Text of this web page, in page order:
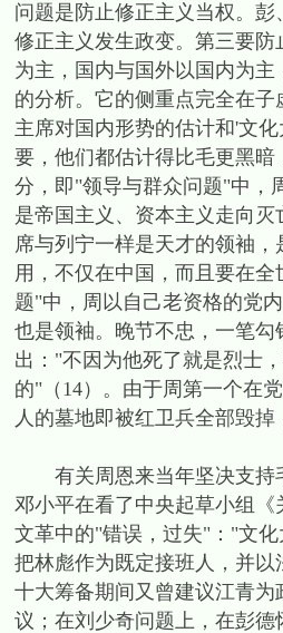
问题是防止修正主义当权。
修正主义发生政变。第三要
为主，国内与国外以国内为
的分析。它的侧重点完全在
主席对国内形势的估计和'文
要，他们都估计得比毛更黑
分，即"领导与群众问题"中，
是帝国主义、资本主义走向
席与列宁一样是天才的领袖
用，不仅在中国，而且要在
题"中，周以自己老资格的党
也是领袖。晚节不忠，一笔
出："不因为他死了就是烈士
的"（14）。由于周第一个在
人的墓地即被红卫兵全部毁
有关周恩来当年坚决支持毛
邓小平在看了中央起草小组
文革中的"错误，过失"："文
把林彪作为既定接班人，并
十大筹备期间又曾建议江青
议；在刘少奇问题上，在彭